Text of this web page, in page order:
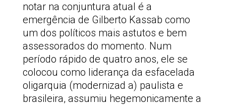
notar na conjuntura atual é a
emergência de Gilberto Kassab como
um dos políticos mais astutos e bem
assessorados do momento. Num
período rápido de quatro anos, ele se
colocou como liderança da esfacelada
oligarquia (modernizad a) paulista e
brasileira, assumiu hegemonicamente a